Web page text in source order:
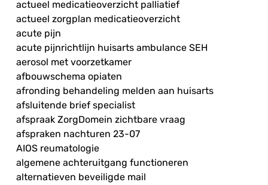
actueel medicatieoverzicht palliatief
actueel zorgplan medicatieoverzicht
acute pijn
acute pijnrichtlijn huisarts ambulance SEH
aerosol met voorzetkamer
afbouwschema opiaten
afronding behandeling melden aan huisarts
afsluitende brief specialist
afspraak ZorgDomein zichtbare vraag
afspraken nachturen 23-07
AIOS reumatologie
algemene achteruitgang functioneren
alternatieven beveiligde mail